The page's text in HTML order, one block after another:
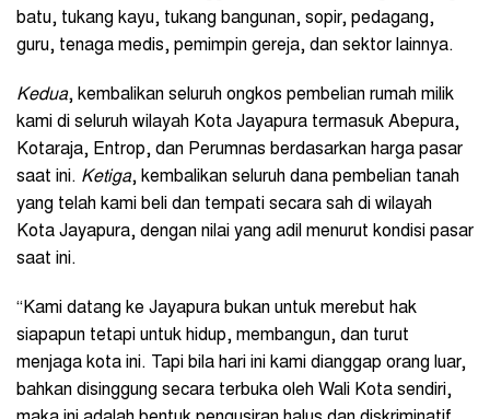
batu, tukang kayu, tukang bangunan, sopir, pedagang,
guru, tenaga medis, pemimpin gereja, dan sektor lainnya.
Kedua, kembalikan seluruh ongkos pembelian rumah milik
kami di seluruh wilayah Kota Jayapura termasuk Abepura,
Kotaraja, Entrop, dan Perumnas berdasarkan harga pasar
saat ini. Ketiga, kembalikan seluruh dana pembelian tanah
yang telah kami beli dan tempati secara sah di wilayah
Kota Jayapura, dengan nilai yang adil menurut kondisi pasar
saat ini.
“Kami datang ke Jayapura bukan untuk merebut hak
siapapun tetapi untuk hidup, membangun, dan turut
menjaga kota ini. Tapi bila hari ini kami dianggap orang luar,
bahkan disinggung secara terbuka oleh Wali Kota sendiri,